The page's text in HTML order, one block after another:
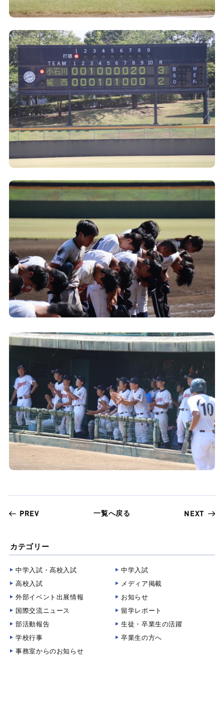
PREV 一覧へ戻る NEXT
カテゴリー
中学入試・高校入試
中学入試
高校入試
メディア掲載
外部イベント出展情報
お知らせ
国際交流ニュース
留学レポート
部活動報告
生徒・卒業生の活躍
学校行事
卒業生の方へ
事務室からのお知らせ